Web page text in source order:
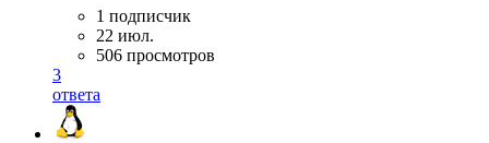
1 подписчик
22 июл.
506 просмотров
3
ответа